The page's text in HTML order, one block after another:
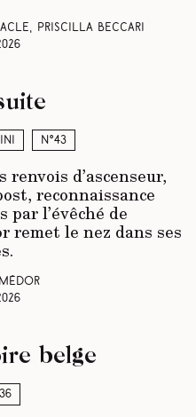
Priscilla Beccari
N°43
renvois d’ascenseur,
reconnaissance
par l’évêché de
remet le nez dans ses
belge